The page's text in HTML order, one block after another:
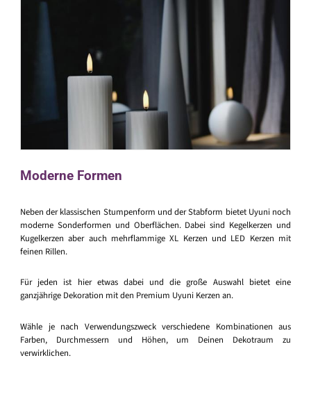
Moderne Formen
Neben der klassischen Stumpenform und der Stabform bietet Uyuni noch
moderne Sonderformen und Oberflächen. Dabei sind Kegelkerzen und
Kugelkerzen aber auch mehrflammige XL Kerzen und LED Kerzen mit
feinen Rillen.
Für jeden ist hier etwas dabei und die große Auswahl bietet eine
ganzjährige Dekoration mit den Premium Uyuni Kerzen an.
Wähle je nach Verwendungszweck verschiedene Kombinationen aus
Farben, Durchmessern und Höhen, um Deinen Dekotraum zu
verwirklichen.